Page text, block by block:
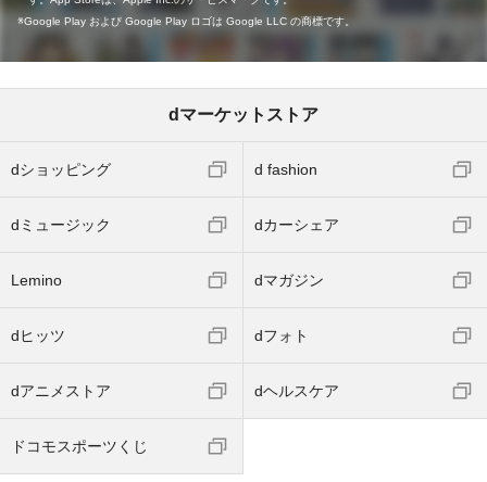
Google Play および Google Play ロゴは Google LLC の商標です。
dマーケットストア
dショッピング d fashion
dミュージック dカーシェア
Lemino dマガジン
dヒッツ dフォト
dアニメストア dヘルスケア
ドコモスポーツくじ